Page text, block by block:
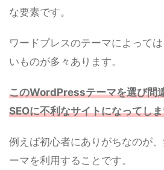
な要素です。
ワードプレスのテーマによって
いものが多々あります。
このWordPressテーマを選び間
SEOに不利なサイトになってし
例えば初心者にありがちなのが
ーマを利用することです。